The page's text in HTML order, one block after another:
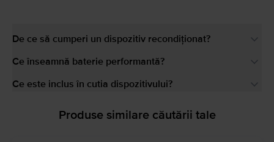
De ce să cumperi un dispozitiv recondiționat?
Ce înseamnă baterie performantă?
Ce este inclus în cutia dispozitivului?
Produse similare căutării tale